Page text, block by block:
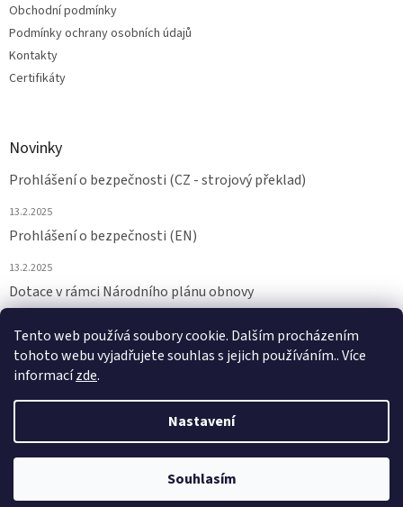
Tento web používá soubory cookie. Dalším procházením
tohoto webu vyjadřujete souhlas s jejich používáním.. Více
informacízde.
Nastavení
Souhlasím
Obchodní podmínky
Podmínky ochrany osobních údajů
Kontakty
Certifikáty
Novinky
Prohlášení o bezpečnosti (CZ - strojový překlad)
13.2.2025
Prohlášení o bezpečnosti (EN)
13.2.2025
Dotace v rámci Národního plánu obnovy
ARCHIV
Vytvořil Shoptet
NAMAZAT.CZ. Všechna práva vyhrazena.